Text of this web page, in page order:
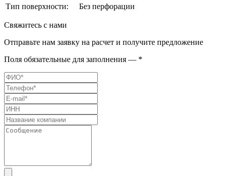
Тип поверхности:
Без перфорации
Свяжитесь с нами
Отправьте нам заявку на расчет и получите предложение
Поля обязательные для заполнения — *